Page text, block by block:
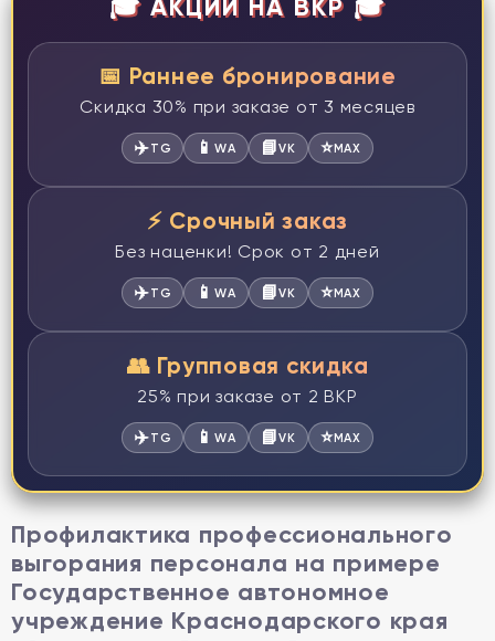
🎓 АКЦИИ НА ВКР 🎓
📅 Раннее бронирование
Скидка 30% при заказе от 3 месяцев
✈️TG 📱WA 📘VK ⭐MAX
⚡ Срочный заказ
Без наценки! Срок от 2 дней
✈️TG 📱WA 📘VK ⭐MAX
👥 Групповая скидка
25% при заказе от 2 ВКР
✈️TG 📱WA 📘VK ⭐MAX
Профилактика профессионального
выгорания персонала на примере
Государственное автономное
учреждение Краснодарского края